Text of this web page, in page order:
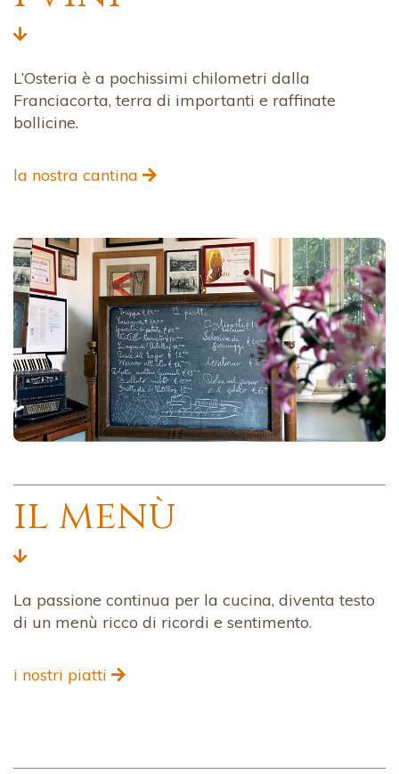
L’Osteria è a pochissimi chilometri dalla
Franciacorta, terra di importanti e raffinate
bollicine.
la nostra cantina
il menù
La passione continua per la cucina, diventa testo
di un menù ricco di ricordi e sentimento.
i nostri piatti